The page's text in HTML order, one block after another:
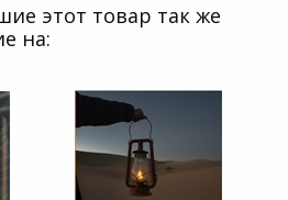
этот товар так же
на: